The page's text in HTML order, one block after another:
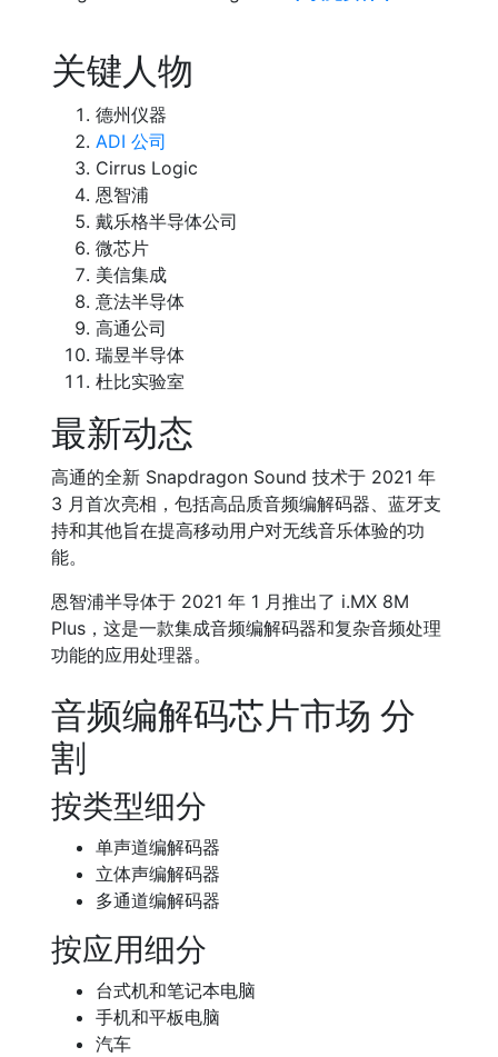
关键人物
德州仪器
ADI 公司
Cirrus Logic
恩智浦
戴乐格半导体公司
微芯片
美信集成
意法半导体
高通公司
瑞昱半导体
杜比实验室
最新动态
高通的全新 Snapdragon Sound 技术于 2021 年
3 月首次亮相，包括高品质音频编解码器、蓝牙支
持和其他旨在提高移动用户对无线音乐体验的功
能。
恩智浦半导体于 2021 年 1 月推出了 i.MX 8M
Plus，这是一款集成音频编解码器和复杂音频处理
功能的应用处理器。
音频编解码芯片市场 分
割
按类型细分
单声道编解码器
立体声编解码器
多通道编解码器
按应用细分
台式机和笔记本电脑
手机和平板电脑
汽车